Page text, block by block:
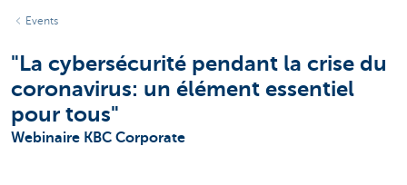
Events
"La cybersécurité pendant la crise du
coronavirus: un élément essentiel
pour tous"
Webinaire KBC Corporate